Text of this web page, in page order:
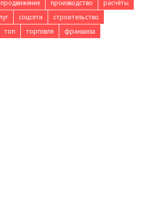
продвижение производство
расчёты
соцсети
строительство
топ торговля франшиза